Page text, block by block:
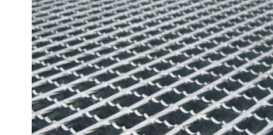
противоскольжением
Настил для стеллажей
Настил для морских
платформ